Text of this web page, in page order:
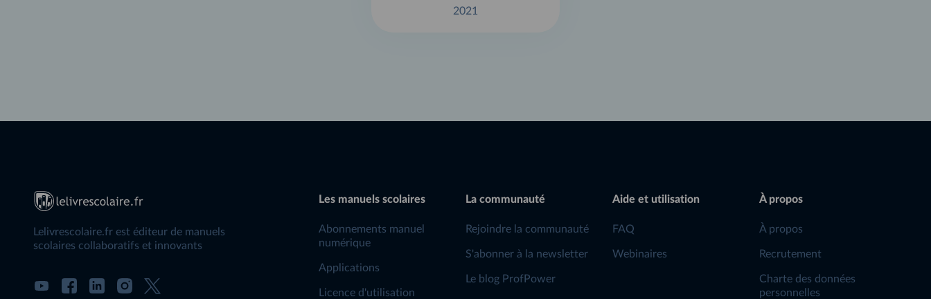
2021
Lelivrescolaire.fr est éditeur de manuels
scolaires collaboratifs et innovants
Les manuels scolaires
Abonnements manuel
numérique
Applications
Licence d'utilisation
La communauté
Rejoindre la communauté
S'abonner à la newsletter
Le blog ProfPower
Aide et utilisation
FAQ
Webinaires
À propos
À propos
Recrutement
Charte des données
personnelles